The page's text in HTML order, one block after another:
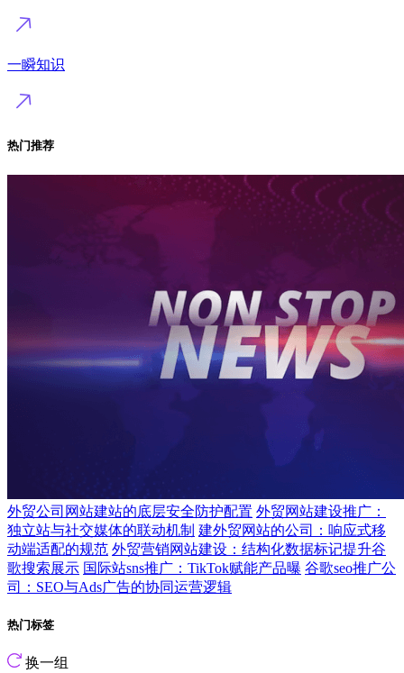
一瞬知识
热门推荐
外贸公司网站建站的底层安全防护配置 外贸网站建设推广：
独立站与社交媒体的联动机制 建外贸网站的公司：响应式移
动端适配的规范 外贸营销网站建设：结构化数据标记提升谷
歌搜索展示 国际站sns推广：TikTok赋能产品曝 谷歌seo推广公
司：SEO与Ads广告的协同运营逻辑
热门标签
换一组